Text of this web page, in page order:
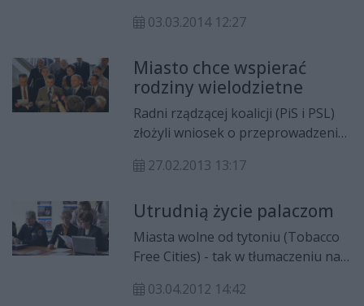
koalicja pomiędzy Polskim
Sprawiedliwością została zerwana.
Czy podobna sytuacja może
pojawić się również w Radzie
Miejskiej?
03.03.2014 12:27
Miasto chce wspierać
rodziny wielodzietne
Radni rządzącej koalicji (PiS i PSL)
złożyli wniosek o przeprowadzenie
wprowadzenia w naszym mieście
wsparcia rodzin wielodzietnych.
Małżeństwa wychowujące
przynajmniej trójkę dzieci, będą
mogły liczyć na niższe ceny biletów
do miejskich pływalni czy teatru.
27.02.2013 13:17
Utrudnią życie palaczom
Miasta wolne od tytoniu (Tobacco
Free Cities) - tak w tłumaczeniu na
mającej na celu ochronę zdrowia
03.04.2012 14:42